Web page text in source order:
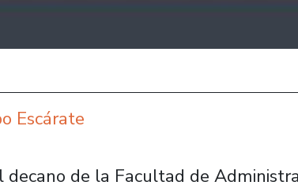
Escárate
decano de la Facultad de